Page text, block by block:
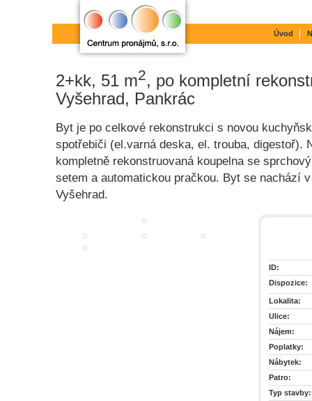
2+kk, 51 m2, po kompletní
Vyšehrad, Pankrác
Byt je po celkové rekonstrukci s novou
spotřebiči (el.varná deska, el. trouba, digestoř).
kompletně rekonstruovaná koupelna se
setem a automatickou pračkou. Byt se nachází
Vyšehrad.
ID:
Dispozice:
Lokalita:
Ulice:
Nájem:
Poplatky:
Nábytek:
Patro:
Typ stavby:
Úvod